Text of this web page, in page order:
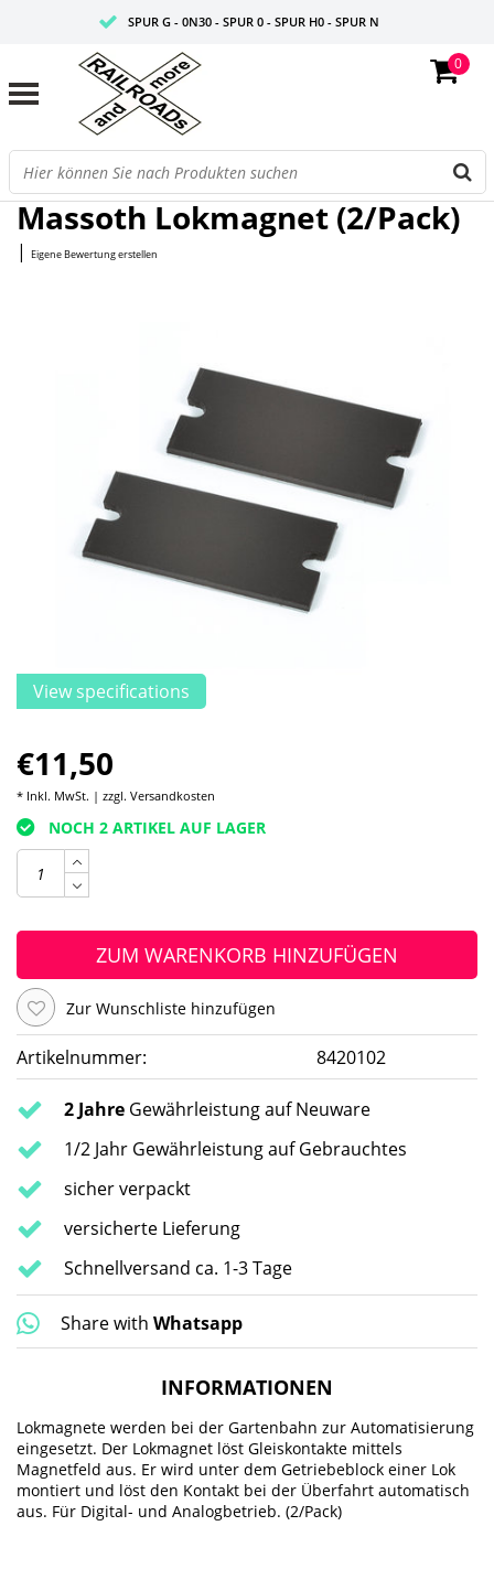
SPUR G - 0N30 - SPUR 0 - SPUR H0 - SPUR N
0
Startseite/Lokmagnet (2/Pack)
Massoth Lokmagnet (2/Pack)
| Eigene Bewertung erstellen
View specifications
€11,50
* Inkl. MwSt. | zzgl. Versandkosten
NOCH 2 ARTIKEL AUF LAGER
ZUM WARENKORB HINZUFÜGEN
Zur Wunschliste hinzufügen
Artikelnummer: 8420102
2 Jahre Gewährleistung auf Neuware
1/2 Jahr Gewährleistung auf Gebrauchtes
sicher verpackt
versicherte Lieferung
Schnellversand ca. 1-3 Tage
Share with Whatsapp
INFORMATIONEN
Lokmagnete werden bei der Gartenbahn zur Automatisierung
eingesetzt. Der Lokmagnet löst Gleiskontakte mittels
Magnetfeld aus. Er wird unter dem Getriebeblock einer Lok
montiert und löst den Kontakt bei der Überfahrt automatisch
aus. Für Digital- und Analogbetrieb. (2/Pack)